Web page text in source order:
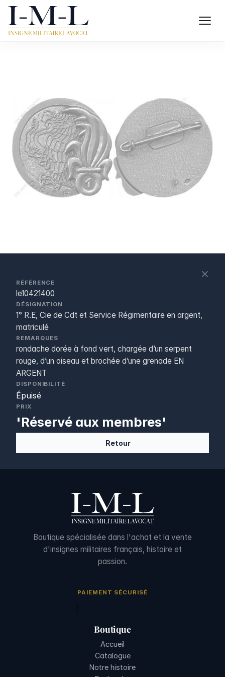
RÉFÉRENCE
le10421400
DÉSIGNATION
1° R.E, Cie de Cdt et Service Régimentaire en argent,
matriculé
REMARQUES
rondache dorée à fond vert, chargée d’un serpent
rouge, d’un oiseau et brochée d’une grenade EN
ARGENT
DISPONIBILITÉ
Épuisé
PRIX
'Réservé aux membres'
Retour
Boutique spécialisée dans l'achat et la vente
d'insignes militaires français, histoire et
passion.
PAIEMENT SÉCURISÉ
Boutique
Accueil
Catalogue
Notre histoire